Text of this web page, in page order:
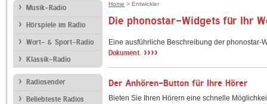
Musik-Radio
Hörspiele im Radio
Wort- & Sport-Radio
Klassik-Radio
Radiosender
Beliebteste Radios
Home > Entwickler
Die phonostar-Widgets für Ihr
Eine ausführliche Beschreibung der
Dokument. ››››
Der Anhören-Button für Ihre Hörer
Bieten Sie Ihren Hörern eine schnelle